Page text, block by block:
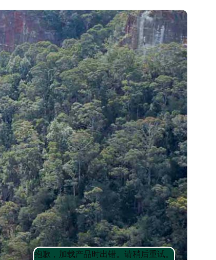
Product
Product
抱歉，加载产品时出错。请稍后重试。